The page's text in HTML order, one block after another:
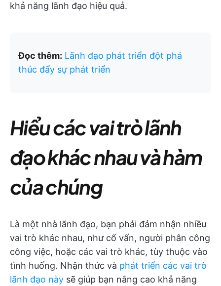
khả năng lãnh đạo hiệu quả.
Đọc thêm: Lãnh đạo phát triển đột phá
thúc đẩy sự phát triển
Hiểu các vai trò lãnh
đạo khác nhau và hàm
của chúng
Là một nhà lãnh đạo, bạn phải đảm nhận nhiều
vai trò khác nhau, như cố vấn, người phân công
công việc, hoặc các vai trò khác, tùy thuộc vào
tình huống. Nhận thức và phát triển các vai trò
lãnh đạo này sẽ giúp bạn nâng cao khả năng